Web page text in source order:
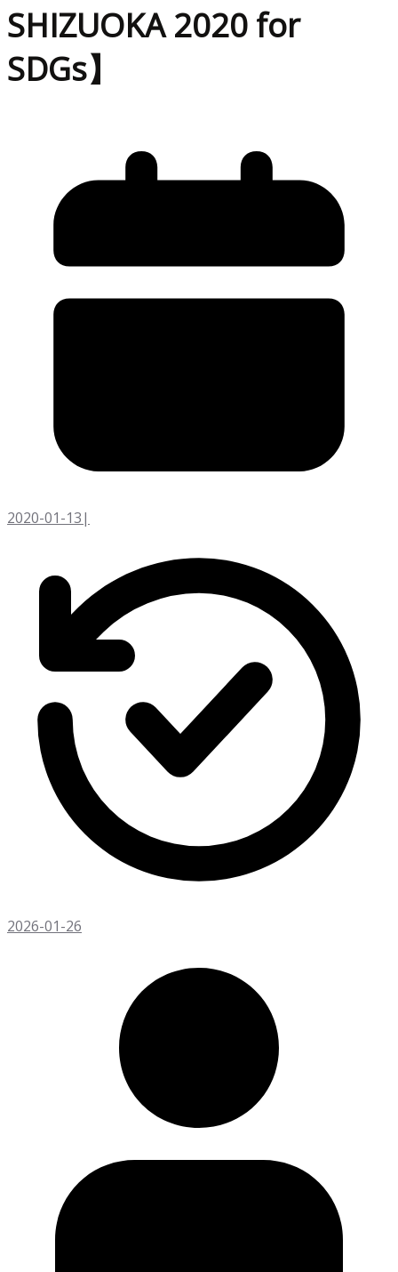
SHIZUOKA 2020 for
SDGs】
2020-01-13|
2026-01-26